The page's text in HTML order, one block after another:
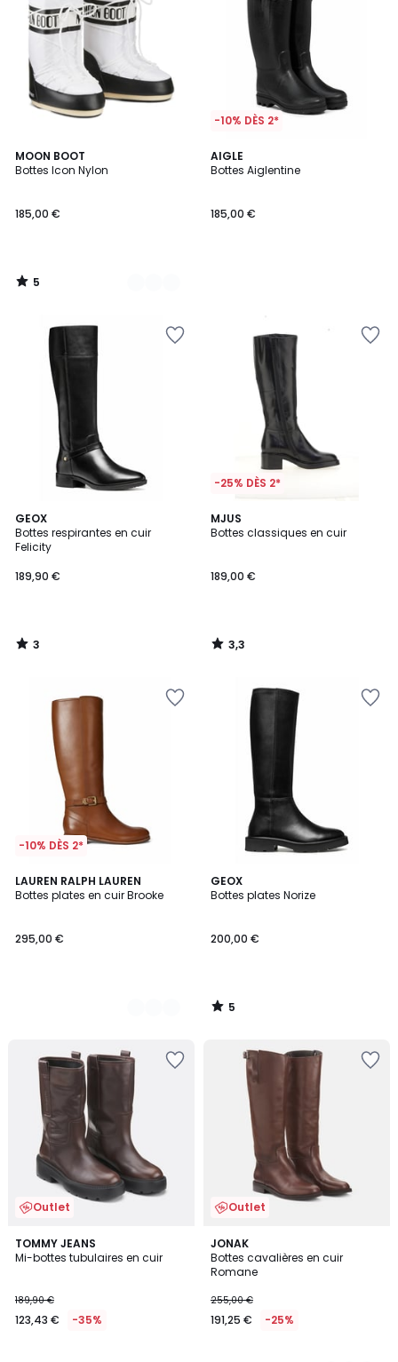
MOON BOOT
Bottes Icon Nylon
185,00 €
5
/
4
Couleurs
5
/
-10% DÈS 2*
AIGLE
Bottes Aiglentine
185,00 €
GEOX
Bottes respirantes en cuir
Felicity
189,90 €
3
/
5
3
/
-25% DÈS 2*
MJUS
Bottes classiques en cuir
189,00 €
3,3
/ 5
3,3
/
-10% DÈS 2*
LAUREN RALPH LAUREN
Bottes plates en cuir Brooke
295,00 €
2
Couleurs
GEOX
Bottes plates Norize
200,00 €
5
/
5
/
Outlet
TOMMY JEANS
Mi-bottes tubulaires en cuir
189,90 €
123,43 € -35%
Outlet
JONAK
Bottes cavalières en cuir
Romane
255,00 €
191,25 € -25%
2
Couleurs